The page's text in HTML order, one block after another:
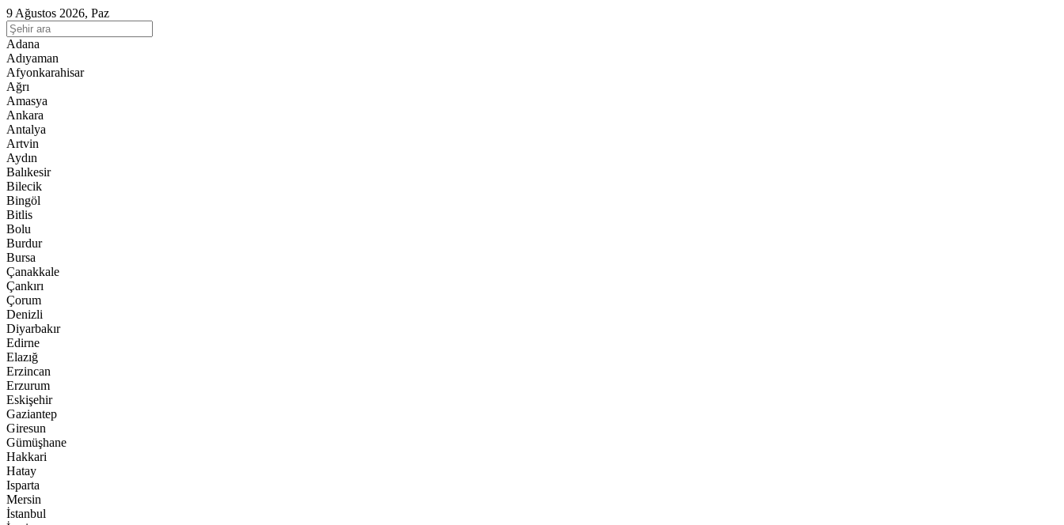
9 Ağustos 2026, Paz
Adana
Adıyaman
Afyonkarahisar
Ağrı
Amasya
Ankara
Antalya
Artvin
Aydın
Balıkesir
Bilecik
Bingöl
Bitlis
Bolu
Burdur
Bursa
Çanakkale
Çankırı
Çorum
Denizli
Diyarbakır
Edirne
Elazığ
Erzincan
Erzurum
Eskişehir
Gaziantep
Giresun
Gümüşhane
Hakkari
Hatay
Isparta
Mersin
İstanbul